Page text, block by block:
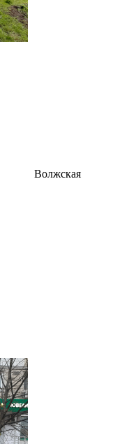
Волжская